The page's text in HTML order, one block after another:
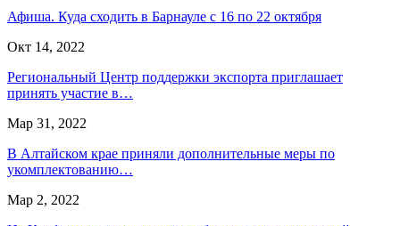
Афиша. Куда сходить в Барнауле с 16 по 22 октября
Окт 14, 2022
Региональный Центр поддержки экспорта приглашает
принять участие в…
Мар 31, 2022
В Алтайском крае приняли дополнительные меры по
укомплектованию…
Мар 2, 2022